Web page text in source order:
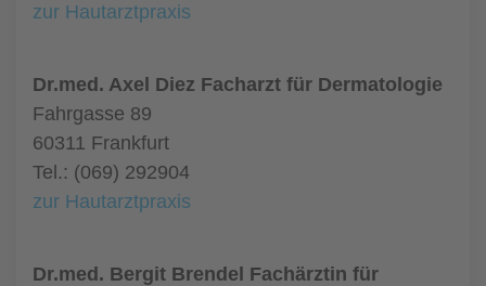
zur Hautarztpraxis
Dr.med. Axel Diez Facharzt für Dermatologie
Fahrgasse 89
60311 Frankfurt
Tel.: (069) 292904
zur Hautarztpraxis
Dr.med. Bergit Brendel Fachärztin für